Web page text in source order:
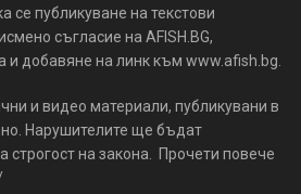
се публикуване на текстови
съгласие на AFISH.BG,
и добавяне на линк към www.afish.bg.
и видео материали, публикувани в
Нарушителите ще бъдат
строгост на закона. Прочети повече